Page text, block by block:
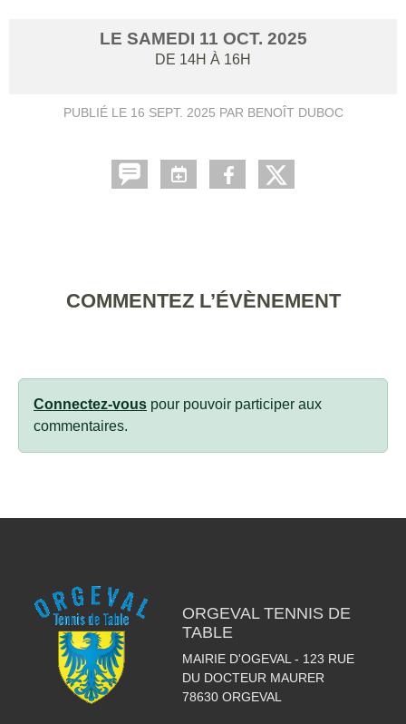
LE SAMEDI 11 OCT. 2025
DE 14H À 16H
PUBLIÉ LE 16 SEPT. 2025 PAR BENOÎT DUBOC
COMMENTEZ L’ÉVÈNEMENT
Connectez-vous pour pouvoir participer aux
commentaires.
ORGEVAL TENNIS DE
TABLE
MAIRIE D'OGEVAL - 123 RUE
DU DOCTEUR MAURER
78630 ORGEVAL